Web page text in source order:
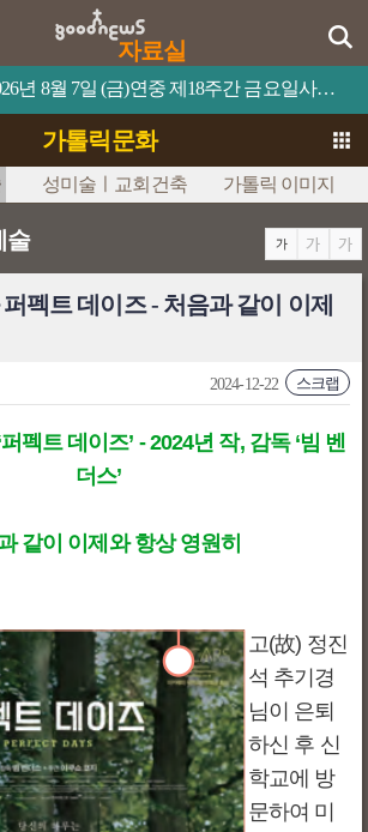
자료실
월 7일 (금)연중 제18주간 금요일사람이 제 목숨을 무엇과 바꿀 수 있겠느냐?
가톨릭문화
성미술ㅣ교회건축 가톨릭 이미지
술
펙트 데이즈 - 처음과 같이 이제
스크랩
2024-12-22
펙트 데이즈’ - 2024년 작, 감독 ‘빔 벤
더스’
같이 이제와 항상 영원히
고(故) 정진
석 추기경
님이 은퇴
하신 후 신
학교에 방
문하여 미